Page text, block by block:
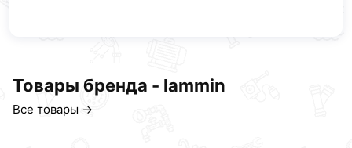
Товары бренда - lammin
Все товары →